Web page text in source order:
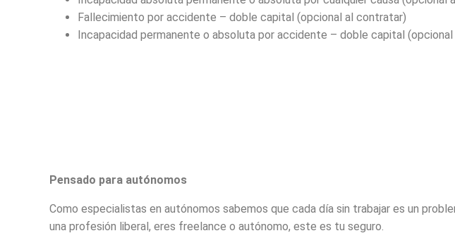
Fallecimiento por accidente – doble capital (opcional al contratar)
Incapacidad permanente o absoluta por accidente – doble capital
Pensado para autónomos
Como especialistas en autónomos sabemos que cada día sin trabajar es un
una profesión liberal, eres freelance o autónomo, este es tu seguro.